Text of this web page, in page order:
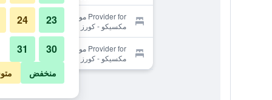
Provider for موتل 6 ألبوكيركي، نيو
مكسيكو - كورز رود
Provider for موتل 6 ألبوكيركي، نيو
مكسيكو - كورز رود
23
24
30
31
منخفض